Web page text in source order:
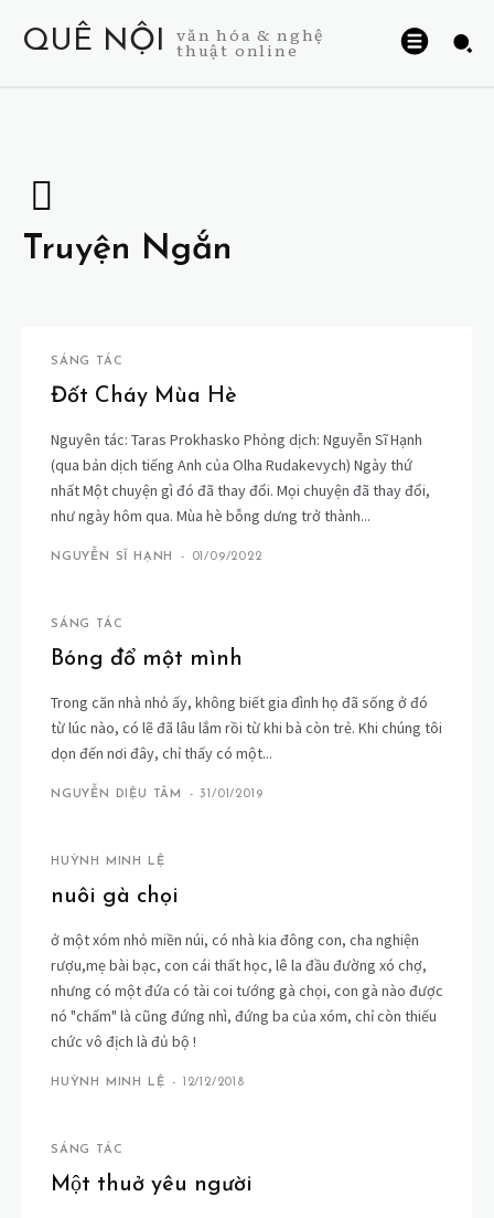
QUÊ NỘI văn hóa & nghệ
thuật online
Truyện Ngắn
SÁNG TÁC
Đốt Cháy Mùa Hè
Nguyên tác: Taras Prokhasko Phỏng dịch: Nguyễn Sĩ Hạnh
(qua bản dịch tiếng Anh của Olha Rudakevych) Ngày thứ
nhất Một chuyện gì đó đã thay đổi. Mọi chuyện đã thay đổi,
như ngày hôm qua. Mùa hè bỗng dưng trở thành...
NGUYỄN SĨ HẠNH - 01/09/2022
SÁNG TÁC
Bóng đổ một mình
Trong căn nhà nhỏ ấy, không biết gia đình họ đã sống ở đó
từ lúc nào, có lẽ đã lâu lắm rồi từ khi bà còn trẻ. Khi chúng tôi
dọn đến nơi đây, chỉ thấy có một...
NGUYỄN DIỆU TÂM - 31/01/2019
HUỲNH MINH LỆ
nuôi gà chọi
ở một xóm nhỏ miền núi, có nhà kia đông con, cha nghiện
rượu,mẹ bài bạc, con cái thất học, lê la đầu đường xó chợ,
nhưng có một đứa có tài coi tướng gà chọi, con gà nào được
nó "chấm" là cũng đứng nhì, đứng ba của xóm, chỉ còn thiếu
chức vô địch là đủ bộ !
HUỲNH MINH LỆ - 12/12/2018
SÁNG TÁC
Một thuở yêu người